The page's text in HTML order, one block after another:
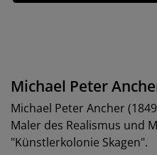
Michael Peter
Michael Peter Ancher
Maler des Realismus und
"Künstlerkolonie Skagen".